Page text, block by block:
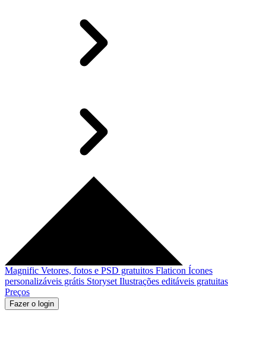
Magnific Vetores, fotos e PSD gratuitos Flaticon Ícones
personalizáveis grátis Storyset Ilustrações editáveis gratuitas
Preços
Fazer o login